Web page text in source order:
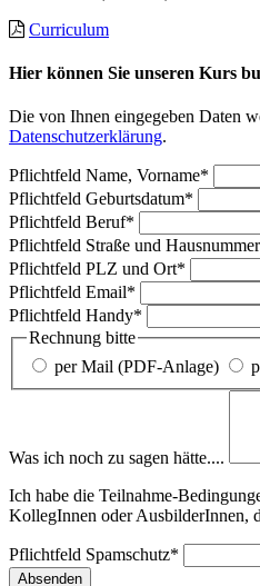
Curriculum
Hier können Sie unseren Kurs
Die von Ihnen eingegeben Daten
Datenschutzerklärung.
Pflichtfeld Name, Vorname*
Pflichtfeld Geburtsdatum*
Pflichtfeld Beruf*
Pflichtfeld Straße und Hausnummer
Pflichtfeld PLZ und Ort*
Pflichtfeld Email*
Pflichtfeld Handy*
Rechnung bitte
per Mail (PDF-Anlage)
Was ich noch zu sagen hätte....
Ich habe die Teilnahme-
KollegInnen oder AusbilderInnen,
Pflichtfeld Spamschutz*
Absenden